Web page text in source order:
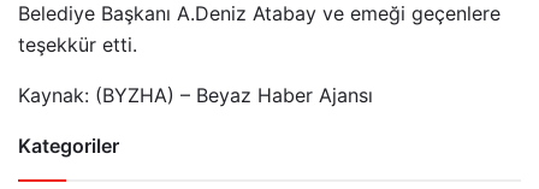
Belediye Başkanı A.Deniz Atabay ve emeği geçenlere
teşekkür etti.
Kaynak: (BYZHA) – Beyaz Haber Ajansı
Kategoriler